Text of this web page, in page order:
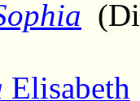
Elisabeth